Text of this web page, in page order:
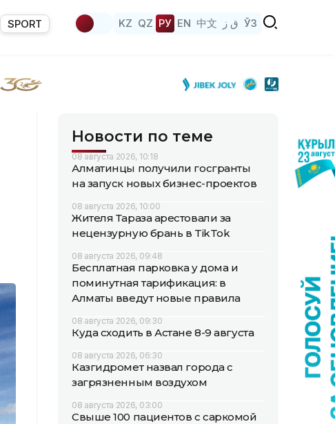
SPORT KZ QZ РУ EN 中文 ق ز ЎЗ
Новости по теме
08 августа 2026, 10:18
Алматинцы получили госгранты
на запуск новых бизнес-проектов
08 августа 2026, 10:00
Жителя Тараза арестовали за
нецензурную брань в TikTok
08 августа 2026, 09:48
Бесплатная парковка у дома и
поминутная тарификация: в
Алматы введут новые правила
08 августа 2026, 09:30
Куда сходить в Астане 8-9 августа
08 августа 2026, 06:30
Казгидромет назвал города с
загрязненным воздухом
08 августа 2026, 03:00
Свыше 100 пациентов с саркомой